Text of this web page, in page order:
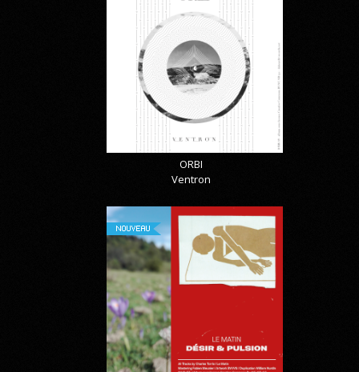
ORBI
Ventron
NOUVEAU